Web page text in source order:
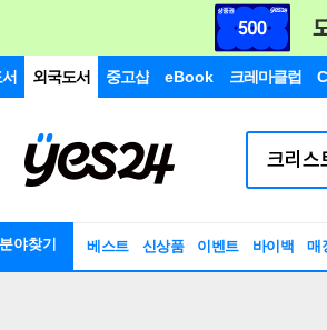
외국도서 중고샵 eBook 크레마클럽
야찾기 베스트 신상품 이벤트 바이백 매